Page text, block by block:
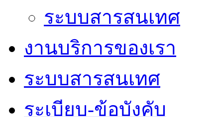
ระบบสารสนเทศ
งานบริการของเรา
ระบบสารสนเทศ
ระเบียบ-ข้อบังคับ